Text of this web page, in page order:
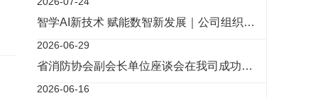
智学AI新技术 赋能数智新发展｜公司组织…
2026-06-29
省消防协会副会长单位座谈会在我司成功…
2026-06-16